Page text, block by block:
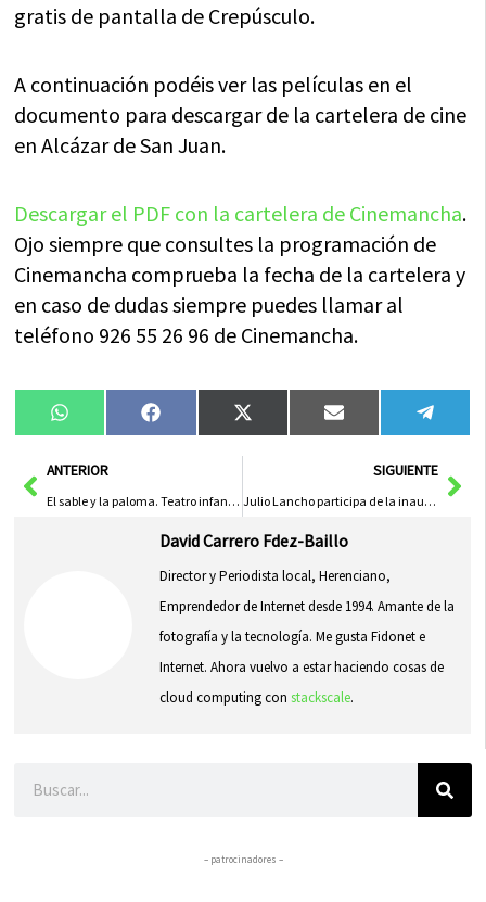
gratis de pantalla de Crepúsculo.
A continuación podéis ver las películas en el
documento para descargar de la cartelera de cine
en Alcázar de San Juan.
Descargar el PDF con la cartelera de Cinemancha.
Ojo siempre que consultes la programación de
Cinemancha comprueba la fecha de la cartelera y
en caso de dudas siempre puedes llamar al
teléfono 926 55 26 96 de Cinemancha.
Compartir
en
WhatsAppCompartir
en
FacebookCompartir
en
X
(Twitter)
Compartir
en
Email
en
AntANTERIOR
El sable y la paloma. Teatro infantil en Herencia
SIGUIENTE
Julio Lancho participa de la inauguración oficial del curso escolar en Herencia
David Carrero Fdez-Baillo
Director y Periodista local, Herenciano,
Emprendedor de Internet desde 1994. Amante de la
fotografía y la tecnología. Me gusta Fidonet e
Internet. Ahora vuelvo a estar haciendo cosas de
cloud computing con stackscale.
– patrocinadores –